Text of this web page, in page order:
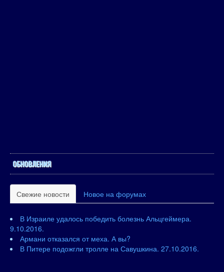
ОБНОВЛЕНИЯ
Свежие новости Новое на форумах
В Израиле удалось победить болезнь Альцгеймера.
9.10.2016.
Армани отказался от меха. А вы?
В Питере подожгли тролле на Савушкина. 27.10.2016.